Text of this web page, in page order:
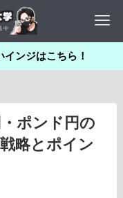
ンジはこちら！
・ポンド円の
略とポイン